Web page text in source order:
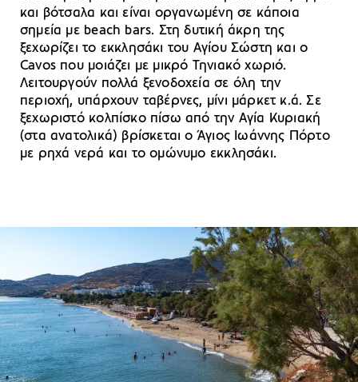
και βότσαλα και είναι οργανωμένη σε κάποια
σημεία με beach bars. Στη δυτική άκρη της
ξεχωρίζει το εκκλησάκι του Αγίου Σώστη και ο
Cavos που μοιάζει με μικρό Τηνιακό χωριό.
Λειτουργούν πολλά ξενοδοχεία σε όλη την
περιοχή, υπάρχουν ταβέρνες, μίνι μάρκετ κ.ά. Σε
ξεχωριστό κολπίσκο πίσω από την Αγία Κυριακή
(στα ανατολικά) βρίσκεται ο Άγιος Ιωάννης Πόρτο
με ρηχά νερά και το ομώνυμο εκκλησάκι.